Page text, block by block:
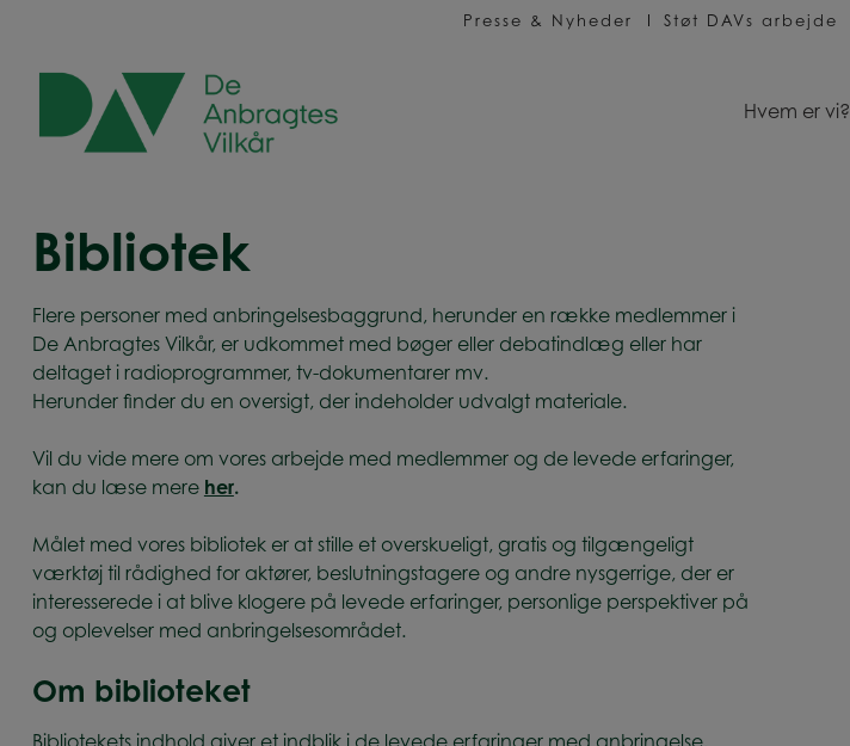
indholdet
Presse & Nyheder Støt DAVs arbejde
Hvem er vi?
Bibliotek
Flere personer med anbringelsesbaggrund, herunder en række medlemmer i
De Anbragtes Vilkår, er udkommet med bøger eller debatindlæg eller har
deltaget i radioprogrammer, tv-dokumentarer mv.
Herunder finder du en oversigt, der indeholder udvalgt materiale.
Vil du vide mere om vores arbejde med medlemmer og de levede erfaringer,
kan du læse mere her.
Målet med vores bibliotek er at stille et overskueligt, gratis og tilgængeligt
værktøj til rådighed for aktører, beslutningstagere og andre nysgerrige, der er
interesserede i at blive klogere på levede erfaringer, personlige perspektiver på
og oplevelser med anbringelsesområdet.
Om biblioteket
Bibliotekets indhold giver et indblik i de levede erfaringer med anbringelse.